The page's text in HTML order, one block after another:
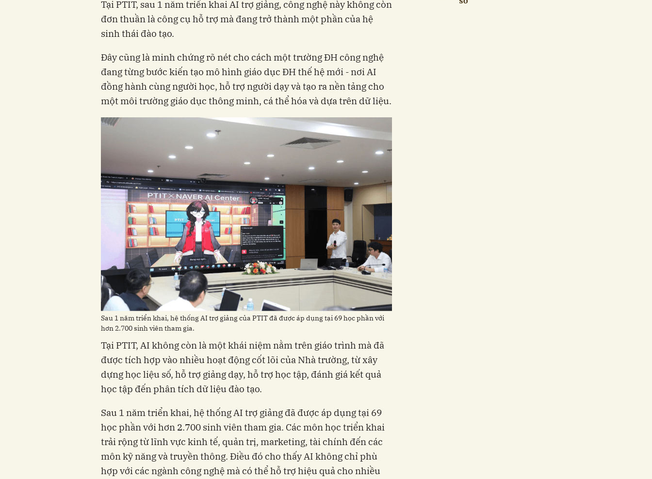
Tại PTIT, sau 1 năm triển khai AI trợ giảng, công nghệ này không còn
đơn thuần là công cụ hỗ trợ mà đang trở thành một phần của hệ
sinh thái đào tạo.
Đây cũng là minh chứng rõ nét cho cách một trường ĐH công nghệ
đang từng bước kiến tạo mô hình giáo dục ĐH thế hệ mới - nơi AI
đồng hành cùng người học, hỗ trợ người dạy và tạo ra nền tảng cho
một môi trường giáo dục thông minh, cá thể hóa và dựa trên dữ liệu.
Sau 1 năm triển khai, hệ thống AI trợ giảng của PTIT đã được áp dụng tại 69 học phần với
hơn 2.700 sinh viên tham gia.
Tại PTIT, AI không còn là một khái niệm nằm trên giáo trình mà đã
được tích hợp vào nhiều hoạt động cốt lõi của Nhà trường, từ xây
dựng học liệu số, hỗ trợ giảng dạy, hỗ trợ học tập, đánh giá kết quả
học tập đến phân tích dữ liệu đào tạo.
Sau 1 năm triển khai, hệ thống AI trợ giảng đã được áp dụng tại 69
học phần với hơn 2.700 sinh viên tham gia. Các môn học triển khai
trải rộng từ lĩnh vực kinh tế, quản trị, marketing, tài chính đến các
môn kỹ năng và truyền thông. Điều đó cho thấy AI không chỉ phù
hợp với các ngành công nghệ mà có thể hỗ trợ hiệu quả cho nhiều